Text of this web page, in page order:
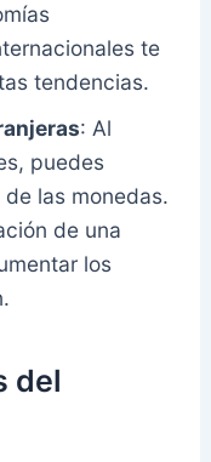
te
tendencias.
: Al
puedes
las monedas.
de una
los
del